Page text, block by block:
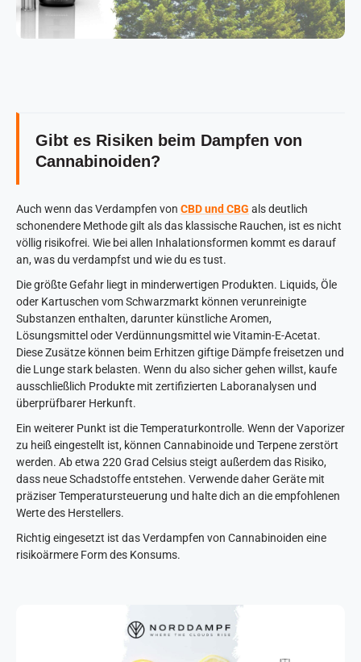
Gibt es Risiken beim Dampfen von
Cannabinoiden?
Auch wenn das Verdampfen von CBD und CBG als deutlich
schonendere Methode gilt als das klassische Rauchen, ist es nicht
völlig risikofrei. Wie bei allen Inhalationsformen kommt es darauf
an, was du verdampfst und wie du es tust.
Die größte Gefahr liegt in minderwertigen Produkten. Liquids, Öle
oder Kartuschen vom Schwarzmarkt können verunreinigte
Substanzen enthalten, darunter künstliche Aromen,
Lösungsmittel oder Verdünnungsmittel wie Vitamin-E-Acetat.
Diese Zusätze können beim Erhitzen giftige Dämpfe freisetzen und
die Lunge stark belasten. Wenn du also sicher gehen willst, kaufe
ausschließlich Produkte mit zertifizierten Laboranalysen und
überprüfbarer Herkunft.
Ein weiterer Punkt ist die Temperaturkontrolle. Wenn der Vaporizer
zu heiß eingestellt ist, können Cannabinoide und Terpene zerstört
werden. Ab etwa 220 Grad Celsius steigt außerdem das Risiko,
dass neue Schadstoffe entstehen. Verwende daher Geräte mit
präziser Temperatursteuerung und halte dich an die empfohlenen
Werte des Herstellers.
Richtig eingesetzt ist das Verdampfen von Cannabinoiden eine
risikoärmere Form des Konsums.